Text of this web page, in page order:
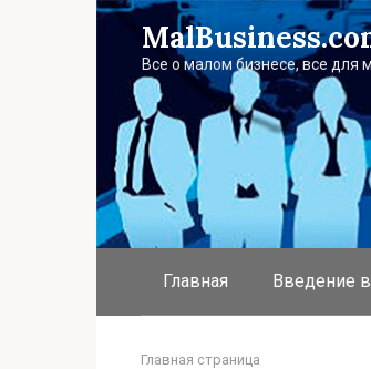
Все о малом бизнесе, все для
Главная Введение в
Главная страница